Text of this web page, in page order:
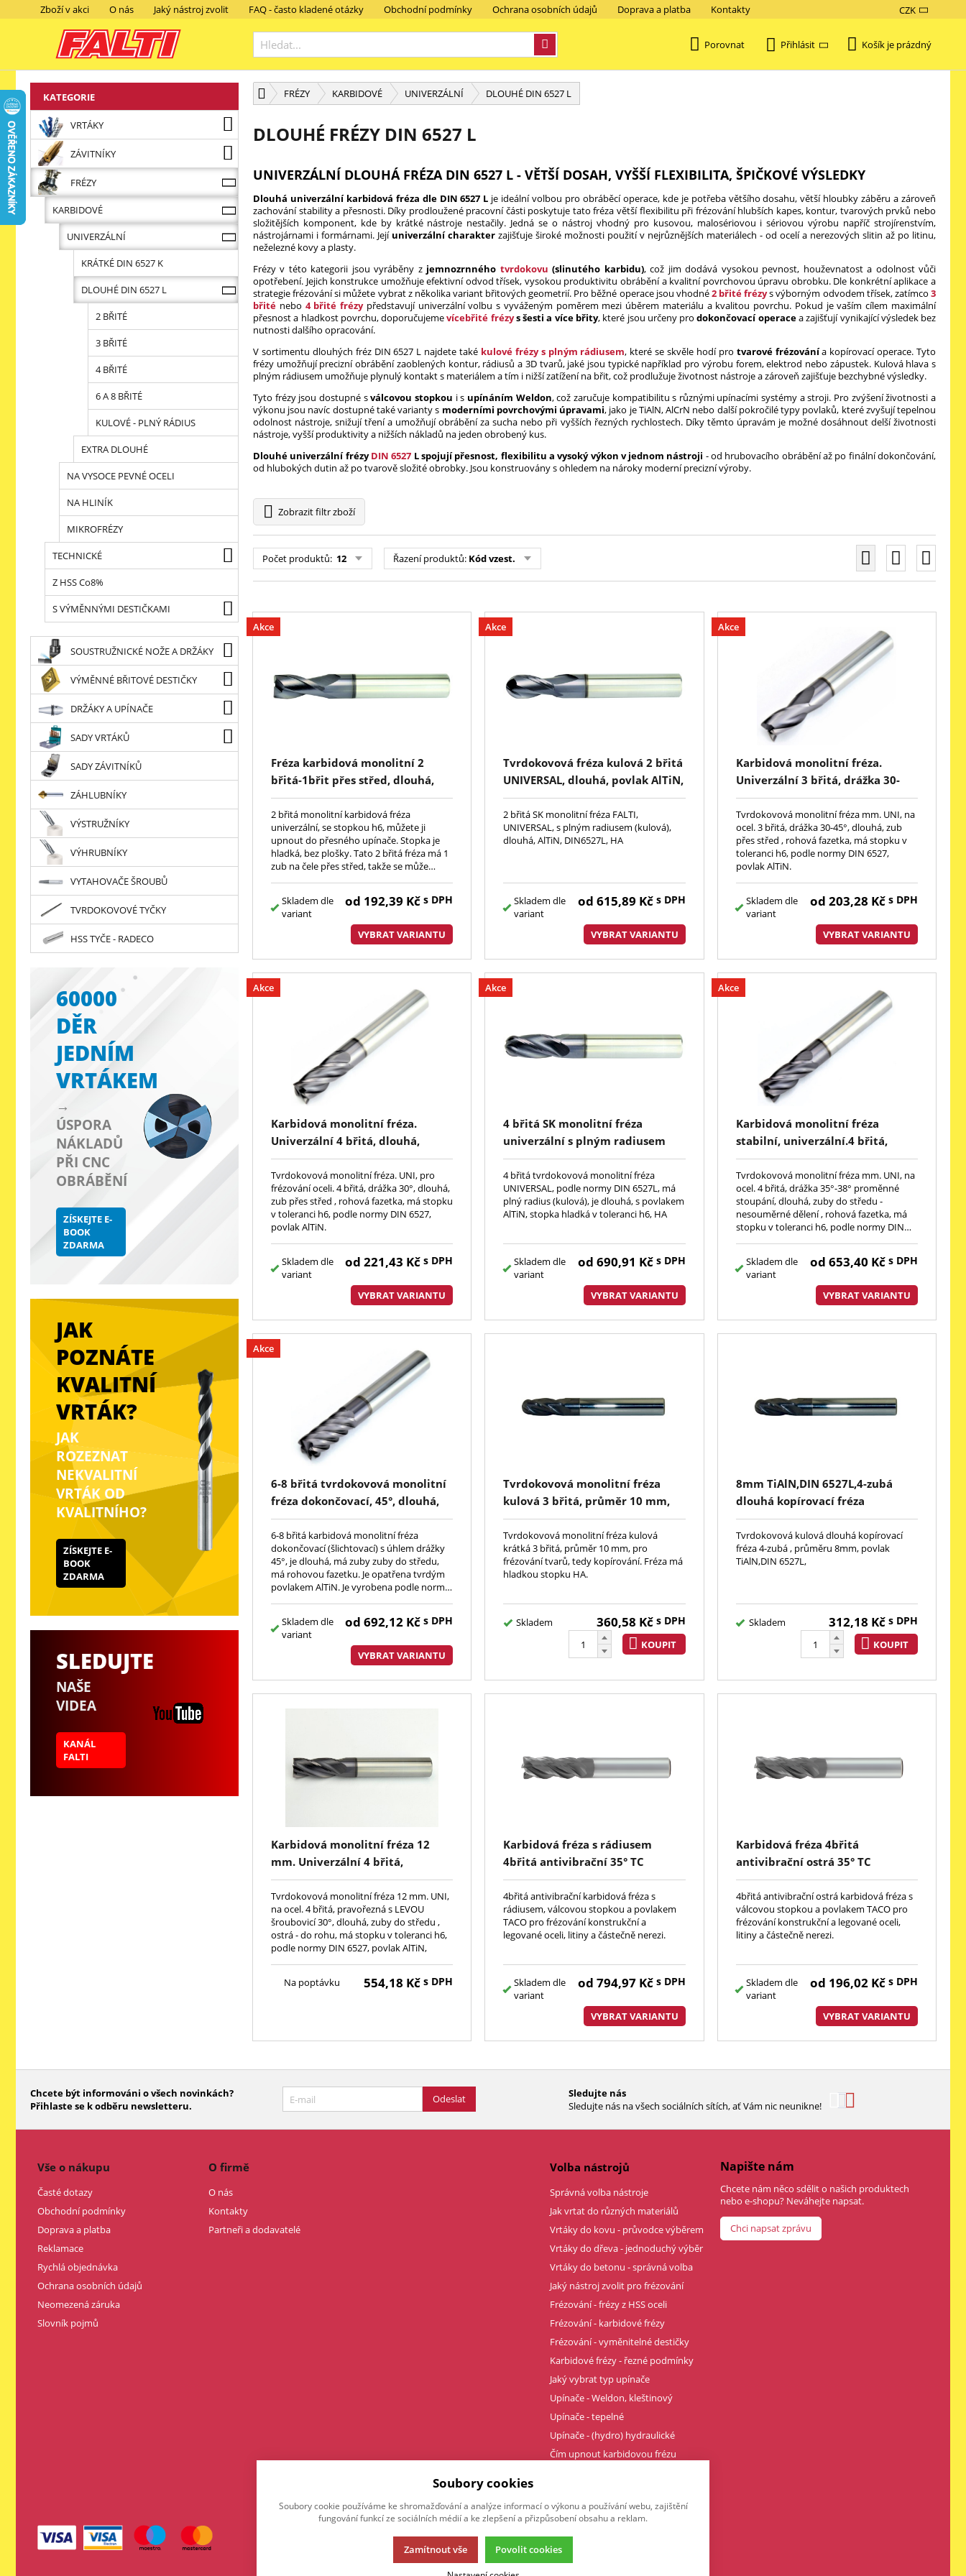
Zboží v akci O nás Jaký nástroj zvolit FAQ - často kladené otázky Obchodní podmínky Ochrana osobních údajů Doprava a platba Kontakty CZK
Porovnat Přihlásit Košík je prázdný
FRÉZY KARBIDOVÉ UNIVERZÁLNÍ DLOUHÉ DIN 6527 L
DLOUHÉ FRÉZY DIN 6527 L
UNIVERZÁLNÍ DLOUHÁ FRÉZA DIN 6527 L - VĚTŠÍ DOSAH, VYŠŠÍ FLEXIBILITA, ŠPIČKOVÉ VÝSLEDKY
Dlouhá univerzální karbidová fréza dle DIN 6527 L je ideální volbou pro obráběcí operace, kde je potřeba většího dosahu, větší hloubky záběru a zároveň
zachování stability a přesnosti. Díky prodloužené pracovní části poskytuje tato fréza větší flexibilitu při frézování hlubších kapes, kontur, tvarových prvků nebo
složitějších komponent, kde by krátké nástroje nestačily. Jedná se o nástroj vhodný pro kusovou, malosériovou i sériovou výrobu napříč strojírenstvím,
nástrojárnami i formárnami. Její univerzální charakter zajišťuje široké možnosti použití v nejrůznějších materiálech - od ocelí a nerezových slitin až po litinu,
neželezné kovy a plasty.
Frézy v této kategorii jsou vyráběny z jemnozrnného tvrdokovu (slinutého karbidu), což jim dodává vysokou pevnost, houževnatost a odolnost vůči
opotřebení. Jejich konstrukce umožňuje efektivní odvod třísek, vysokou produktivitu obrábění a kvalitní povrchovou úpravu obrobku. Dle konkrétní aplikace a
strategie frézování si můžete vybrat z několika variant břitových geometrií. Pro běžné operace jsou vhodné2 břité frézys výborným odvodem třísek, zatímco3
břité nebo 4 břité frézypředstavují univerzální volbu s vyváženým poměrem mezi úběrem materiálu a kvalitou povrchu. Pokud je vaším cílem maximální
přesnost a hladkost povrchu, doporučujemevícebřité frézys šesti a více břity, které jsou určeny prodokončovací operacea zajišťují vynikající výsledek bez
nutnosti dalšího opracování.
V sortimentu dlouhých fréz DIN 6527 L najdete také kulové frézy s plným rádiusem, které se skvěle hodí pro tvarové frézovánía kopírovací operace. Tyto
frézy umožňují precizní obrábění zaoblených kontur, rádiusů a 3D tvarů, jaké jsou typické například pro výrobu forem, elektrod nebo zápustek. Kulová hlava s
plným rádiusem umožňuje plynulý kontakt s materiálem a tím i nižší zatížení na břit, což prodlužuje životnost nástroje a zároveň zajišťuje bezchybné výsledky.
Tyto frézy jsou dostupné sválcovou stopkou i s upínáním Weldon, což zaručuje kompatibilitu s různými upínacími systémy a stroji. Pro zvýšení životnosti a
výkonu jsou navíc dostupné také varianty s moderními povrchovými úpravami, jako je TiAlN, AlCrN nebo další pokročilé typy povlaků, které zvyšují tepelnou
odolnost nástroje, snižují tření a umožňují obrábění za sucha nebo při vyšších řezných rychlostech. Díky těmto úpravám je možné dosáhnout delší životnosti
nástroje, vyšší produktivity a nižších nákladů na jeden obrobený kus.
Dlouhé univerzální frézyDIN 6527 Lspojují přesnost, flexibilitu a vysoký výkon v jednom nástroji - od hrubovacího obrábění až po finální dokončování,
od hlubokých dutin až po tvarově složité obrobky. Jsou konstruovány s ohledem na nároky moderní precizní výroby.
Zobrazitfiltr zboží
Počet produktů: 12 Řazení produktů: Kód vzest.
Akce
Fréza karbidová monolitní 2
břitá-1břit přes střed, dlouhá,
rohová fazetka, s drážkou 30°,
DIN6527L, povlak AlTiN
2 břitá monolitní karbidová fréza
univerzální, se stopkou h6, můžete ji
upnout do přesného upínače. Stopka je
hladká, bez plošky. Tato 2 břitá fréza má 1
zub na čele přes střed, takže se může
Skladem dle
variant
od 192,39 Kčs DPH
VYBRAT VARIANTU
Akce
Tvrdokovová fréza kulová 2 břitá
UNIVERSAL, dlouhá, povlak AlTiN,
DIN6527L, hladká stopka HA
2 břitá SK monolitní fréza FALTI,
UNIVERSAL, s plným radiusem (kulová),
dlouhá, AlTiN, DIN6527L, HA
Skladem dle
variant
od 615,89 Kč s DPH
VYBRAT VARIANTU
Akce
Karbidová monolitní fréza.
Univerzální 3 břitá, drážka 30-
45°, dlouhá, zub přes střed,
rohová fazetka, stopka h6,
DIN6527, AlTiN, UNI3
Tvrdokovová monolitní fréza mm. UNI, na
ocel. 3 břitá, drážka 30-45°, dlouhá, zub
přes střed , rohová fazetka, má stopku v
toleranci h6, podle normy DIN 6527,
povlak AlTiN.
Skladem dle
variant
od 203,28 Kč s DPH
VYBRAT VARIANTU
Akce
Karbidová monolitní fréza.
Univerzální 4 břitá, dlouhá,
drážka 30°, zub přes střed,
rohová fazetka, stopka h6,
DIN6527, AlTiN, UNI4
Tvrdokovová monolitní fréza. UNI, pro
frézování oceli. 4 břitá, drážka 30°, dlouhá,
zub přes střed , rohová fazetka, má stopku
v toleranci h6, podle normy DIN 6527,
povlak AlTiN.
Skladem dle
variant
od221,43 Kčs DPH
VYBRAT VARIANTU
Akce
4 břitá SK monolitní fréza
univerzální s plným radiusem
(kulová), dlouhá, AlTiN,
DIN6527L, HA
4 břitá tvrdokovová monolitní fréza
UNIVERSAL, podle normy DIN 6527L, má
plný radius (kulová), je dlouhá, s povlakem
AlTiN, stopka hladká v toleranci h6, HA
Skladem dle
variant
od 690,91 Kč s DPH
VYBRAT VARIANTU
Akce
Karbidová monolitní fréza
stabilní, univerzální.4 břitá,
drážka 35°-38° , dlouhá, zuby s
nestejným dělením, do středu,
rohová fazetka, stopka h6,
DIN6527, AlTiN
Tvrdokovová monolitní fréza mm. UNI, na
ocel. 4 břitá, drážka 35°-38° proměnné
stoupání, dlouhá, zuby do středu -
nesouměrné dělení , rohová fazetka, má
stopku v toleranci h6, podle normy DIN
Skladem dle
variant
od 653,40 Kč s DPH
VYBRAT VARIANTU
Akce
6-8 břitá tvrdokovová monolitní
fréza dokončovací, 45°, dlouhá,
zuby do středu, rohová fazetka,
AlTiN, DIN 6527L, HA
6-8 břitá karbidová monolitní fréza
dokončovací (šlichtovací) s úhlem drážky
45°, je dlouhá, má zuby zuby do středu,
má rohovou fazetku. Je opatřena tvrdým
povlakem AlTiN. Je vyrobena podle normy
Skladem dle
variant
od692,12 Kčs DPH
VYBRAT VARIANTU
Tvrdokovová monolitní fréza
kulová 3 břitá, průměr 10 mm,
pro frézování tvarů, tedy
kopírování. Fréza má hladkou
stopku HA.
Tvrdokovová monolitní fréza kulová
krátká 3 břitá, průměr 10 mm, pro
frézování tvarů, tedy kopírování. Fréza má
hladkou stopku HA.
Skladem 360,58 Kč s DPH
KOUPIT
8mm TiAlN,DIN 6527L,4-zubá
dlouhá kopírovací fréza
Tvrdokovová kulová dlouhá kopírovací
fréza 4-zubá , průměru 8mm, povlak
TiAlN,DIN 6527L,
Skladem 312,18 Kč s DPH
KOUPIT
Karbidová monolitní fréza 12
mm. Univerzální 4 břitá,
pravořezná s LEVOU šroubovicí
30°, dlouhá, zuby do středu, ostrá
- do rohu, stopka h6, DIN6527,
AlTiN
Tvrdokovová monolitní fréza 12 mm. UNI,
na ocel. 4 břitá, pravořezná s LEVOU
šroubovicí 30°, dlouhá, zuby do středu ,
ostrá - do rohu, má stopku v toleranci h6,
podle normy DIN 6527, povlak AlTiN,
Na poptávku 554,18 Kčs DPH
Karbidová fréza s rádiusem
4břitá antivibrační 35° TC
4břitá antivibrační karbidová fréza s
rádiusem, válcovou stopkou a povlakem
TACO pro frézování konstrukční a
legované oceli, litiny a částečně nerezi.
Skladem dle
variant
od 794,97Kč s DPH
VYBRAT VARIANTU
Karbidová fréza 4břitá
antivibrační ostrá 35° TC
4břitá antivibrační ostrá karbidová fréza s
válcovou stopkou a povlakem TACO pro
frézování konstrukční a legované oceli,
litiny a částečně nerezi.
Skladem dle
variant
od 196,02Kč s DPH
VYBRAT VARIANTU
KATEGORIE
VRTÁKY
ZÁVITNÍKY
FRÉZY
KARBIDOVÉ
UNIVERZÁLNÍ
KRÁTKÉ DIN 6527 K
DLOUHÉ DIN 6527 L
2 BŘITÉ
3 BŘITÉ
4 BŘITÉ
6 A 8 BŘITÉ
KULOVÉ - PLNÝ RÁDIUS
EXTRA DLOUHÉ
NA VYSOCE PEVNÉ OCELI
NA HLINÍK
MIKROFRÉZY
TECHNICKÉ
Z HSS Co8%
S VÝMĚNNÝMI DESTIČKAMI
SOUSTRUŽNICKÉ NOŽE A DRŽÁKY
VÝMĚNNÉ BŘITOVÉ DESTIČKY
DRŽÁKY A UPÍNAČE
SADY VRTÁKŮ
SADY ZÁVITNÍKŮ
ZÁHLUBNÍKY
VÝSTRUŽNÍKY
VÝHRUBNÍKY
VYTAHOVAČE ŠROUBŮ
TVRDOKOVOVÉ TYČKY
HSS TYČE - RADECO
60000
DĚR
JEDNÍM
VRTÁKEM
→
ÚSPORA
NÁKLADŮ
PŘI CNC
OBRÁBĚNÍ
ZÍSKEJTE E-
BOOK
ZDARMA
JAK
POZNÁTE
KVALITNÍ
VRTÁK?
JAK
ROZEZNAT
NEKVALITNÍ
VRTÁK OD
KVALITNÍHO?
ZÍSKEJTE E-
BOOK
ZDARMA
SLEDUJTE
NAŠE
VIDEA
KANÁL
FALTI
Chcete být informováni o všech novinkách?
Přihlaste se k odběru newsletteru.
Odeslat
Sledujte nás
Sledujte nás na všech sociálních sítích, ať Vám nic neunikne!
Vše o nákupu
Časté dotazy
Obchodní podmínky
Doprava a platba
Reklamace
Rychlá objednávka
Ochrana osobních údajů
Neomezená záruka
Slovník pojmů
O firmě
O nás
Kontakty
Partneři a dodavatelé
Volba nástrojů
Správná volba nástroje
Jak vrtat do různých materiálů
Vrtáky do kovu - průvodce výběrem
Vrtáky do dřeva - jednoduchý výběr
Vrtáky do betonu - správná volba
Jaký nástroj zvolit pro frézování
Frézování - frézy z HSS oceli
Frézování - karbidové frézy
Frézování - vyměnitelné destičky
Karbidové frézy - řezné podmínky
Jaký vybrat typ upínače
Upínače - Weldon, kleštinový
Upínače - tepelné
Upínače - (hydro) hydraulické
Čím upnout karbidovou frézu
Napište nám
Chcete nám něco sdělit o našich produktech
nebo e-shopu? Neváhejte napsat.
Chci napsat zprávu
Soubory cookies
Soubory cookie používáme ke shromažďování a analýze informací o výkonu a používání webu, zajištění
fungování funkcí ze sociálních médií a ke zlepšení a přizpůsobení obsahu a reklam.
Zamítnout vše Povolit cookies